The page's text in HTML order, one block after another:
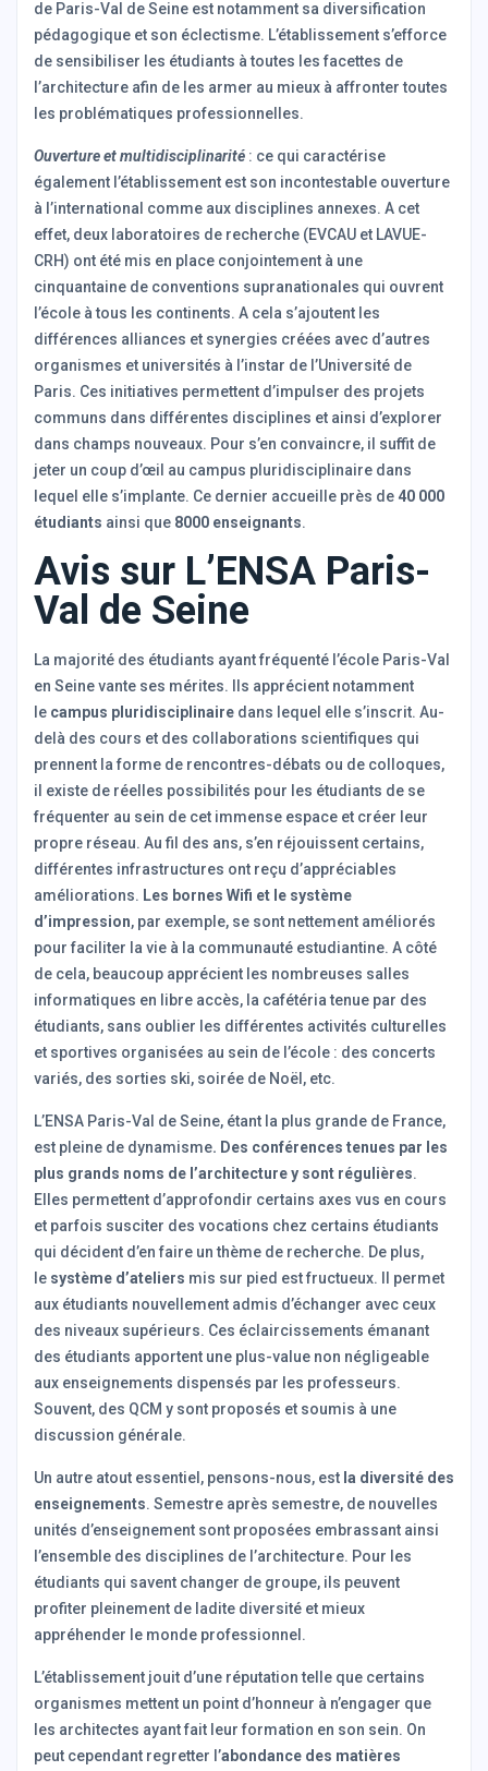
de Paris-Val de Seine est notamment sa diversification
pédagogique et son éclectisme. L’établissement s’efforce
de sensibiliser les étudiants à toutes les facettes de
l’architecture afin de les armer au mieux à affronter toutes
les problématiques professionnelles.
Ouverture et multidisciplinarité : ce qui caractérise
également l’établissement est son incontestable ouverture
à l’international comme aux disciplines annexes. A cet
effet, deux laboratoires de recherche (EVCAU et LAVUE-
CRH) ont été mis en place conjointement à une
cinquantaine de conventions supranationales qui ouvrent
l’école à tous les continents. A cela s’ajoutent les
différences alliances et synergies créées avec d’autres
organismes et universités à l’instar de l’Université de
Paris. Ces initiatives permettent d’impulser des projets
communs dans différentes disciplines et ainsi d’explorer
dans champs nouveaux. Pour s’en convaincre, il suffit de
jeter un coup d’œil au campus pluridisciplinaire dans
lequel elle s’implante. Ce dernier accueille près de 40 000
étudiants ainsi que 8000 enseignants.
Avis sur L’ENSA Paris-
Val de Seine
La majorité des étudiants ayant fréquenté l’école Paris-Val
en Seine vante ses mérites. Ils apprécient notamment
le campus pluridisciplinaire dans lequel elle s’inscrit. Au-
delà des cours et des collaborations scientifiques qui
prennent la forme de rencontres-débats ou de colloques,
il existe de réelles possibilités pour les étudiants de se
fréquenter au sein de cet immense espace et créer leur
propre réseau. Au fil des ans, s’en réjouissent certains,
différentes infrastructures ont reçu d’appréciables
améliorations. Les bornes Wifi et le système
d’impression, par exemple, se sont nettement améliorés
pour faciliter la vie à la communauté estudiantine. A côté
de cela, beaucoup apprécient les nombreuses salles
informatiques en libre accès, la cafétéria tenue par des
étudiants, sans oublier les différentes activités culturelles
et sportives organisées au sein de l’école : des concerts
variés, des sorties ski, soirée de Noël, etc.
L’ENSA Paris-Val de Seine, étant la plus grande de France,
est pleine de dynamisme. Des conférences tenues par les
plus grands noms de l’architecture y sont régulières.
Elles permettent d’approfondir certains axes vus en cours
et parfois susciter des vocations chez certains étudiants
qui décident d’en faire un thème de recherche. De plus,
le système d’ateliers mis sur pied est fructueux. Il permet
aux étudiants nouvellement admis d’échanger avec ceux
des niveaux supérieurs. Ces éclaircissements émanant
des étudiants apportent une plus-value non négligeable
aux enseignements dispensés par les professeurs.
Souvent, des QCM y sont proposés et soumis à une
discussion générale.
Un autre atout essentiel, pensons-nous, est la diversité des
enseignements. Semestre après semestre, de nouvelles
unités d’enseignement sont proposées embrassant ainsi
l’ensemble des disciplines de l’architecture. Pour les
étudiants qui savent changer de groupe, ils peuvent
profiter pleinement de ladite diversité et mieux
appréhender le monde professionnel.
L’établissement jouit d’une réputation telle que certains
organismes mettent un point d’honneur à n’engager que
les architectes ayant fait leur formation en son sein. On
peut cependant regretter l’abondance des matières